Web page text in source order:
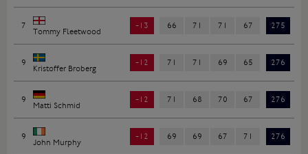
7
Tommy Fleetwood
-13 66 71 71 67 275
9
Kristoffer Broberg
-12 71 71 69 65 276
9
Matti Schmid
-12 71 68 70 67 276
9
John Murphy
-12 69 69 67 71 276